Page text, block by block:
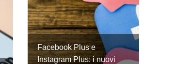
Facebook Plus e
Instagram Plus: i nuovi